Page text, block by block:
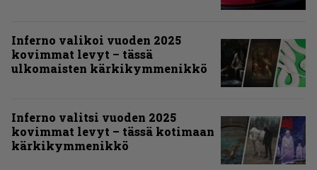
Inferno valikoi vuoden 2025
kovimmat levyt – tässä
ulkomaisten kärkikymmenikkö
Inferno valitsi vuoden 2025
kovimmat levyt – tässä kotimaan
kärkikymmenikkö